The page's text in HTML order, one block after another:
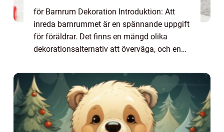
för Barnrum Dekoration Introduktion: Att
inreda barnrummet är en spännande uppgift
för föräldrar. Det finns en mängd olika
dekorationsalternativ att överväga, och en
vimpel barnrum. I denna artikel kommer vi
at...